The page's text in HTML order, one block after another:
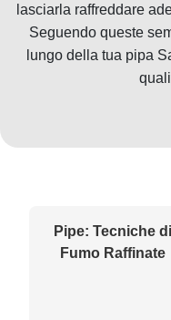
lasciarla raffreddare
Seguendo queste
lungo della tua pipa
Pipe: Tecniche di
Fumo Raffinate